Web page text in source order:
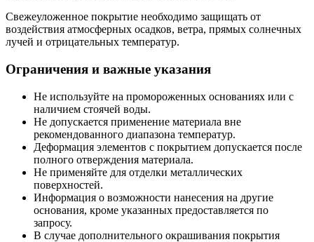
Свежеуложенное покрытие необходимо защищать от
воздействия атмосферных осадков, ветра, прямых солнечных
лучей и отрицательных температур.
Ограничения и важные указания
Не используйте на промороженных основаниях или с
наличием стоячей воды.
Не допускается применение материала вне
рекомендованного диапазона температур.
Деформация элементов с покрытием допускается после
полного отверждения материала.
Не применяйте для отделки металлических
поверхностей.
Информация о возможности нанесения на другие
основания, кроме указанных предоставляется по
запросу.
В случае дополнительного окрашивания покрытия